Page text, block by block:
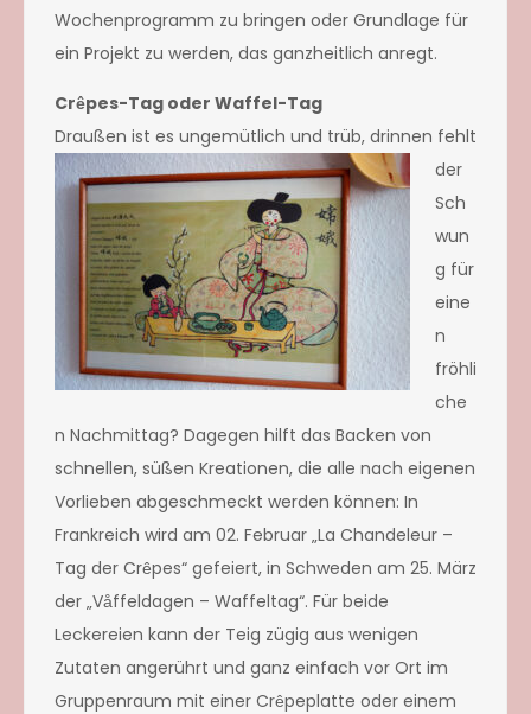
Wochenprogramm zu bringen oder Grundlage für
ein Projekt zu werden, das ganzheitlich anregt.
Crêpes-Tag oder Waffel-Tag
Draußen ist es ungemütlich und trüb, drinnen fehlt
der
Sch
wun
g für
eine
n
fröhli
che
n Nachmittag? Dagegen hilft das Backen von
schnellen, süßen Kreationen, die alle nach eigenen
Vorlieben abgeschmeckt werden können: In
Frankreich wird am 02. Februar „La Chandeleur –
Tag der Crêpes“ gefeiert, in Schweden am 25. März
der „Våffeldagen – Waffeltag“. Für beide
Leckereien kann der Teig zügig aus wenigen
Zutaten angerührt und ganz einfach vor Ort im
Gruppenraum mit einer Crêpeplatte oder einem